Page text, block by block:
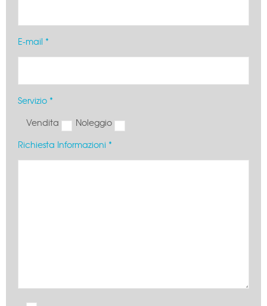
E-mail *
Servizio *
Vendita
Noleggio
Richiesta Informazioni *